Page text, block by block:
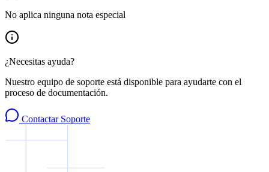
No aplica ninguna nota especial
¿Necesitas ayuda?
Nuestro equipo de soporte está disponible para ayudarte con el
proceso de documentación.
Contactar Soporte